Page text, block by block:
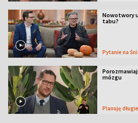
Nowotwory
tabu?
Pytanie na
mózgu
Planuję